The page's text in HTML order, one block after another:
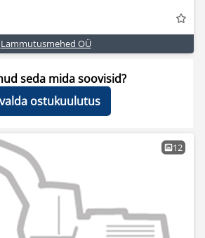
Lammutusmehed OÜ
seda mida soovisid?
ostukuulutus
12